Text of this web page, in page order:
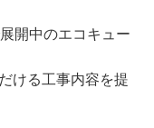
開中のエコキュー
ける工事内容を提